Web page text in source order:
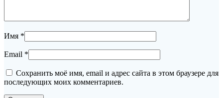
Имя *
Email *
Сохранить моё имя, email и адрес сайта в этом браузере для
последующих моих комментариев.